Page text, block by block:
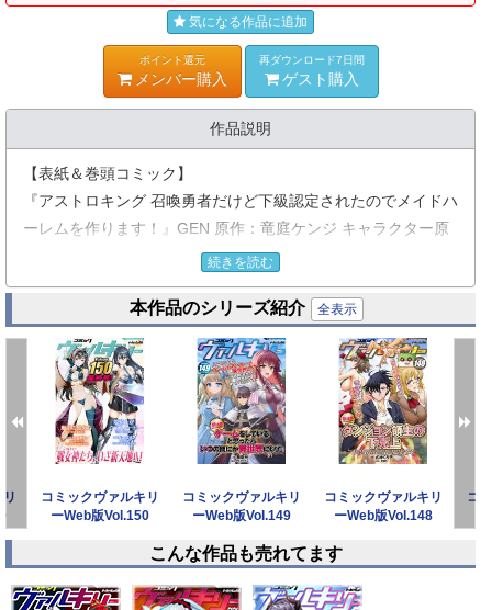
気になる作品に追加
ポイント還元
メンバー購入
再ダウンロード7日間
ゲスト購入
作品説明
【表紙＆巻頭コミック】
『アストロキング 召喚勇者だけど下級認定されたのでメイドハ
ーレムを作ります！』GEN 原作：竜庭ケンジ キャラクター原
『ドローイング 最強漫画家はお絵描きスキルで異世界無双す
る！』原作：林達永 作画：金光鉉
『ニートだけどハロワにいったら異世界につれてかれた』高野
いつき 原作：桂かすが キャラクター原案：さめだ小判
『○○からやり直すシルバープラン』原作：林達永 作画：李惠
『海辺の病院で彼女と話した幾つかのこと』草葉 原作：石川博
『魔王の始め方 THE COMIC』小宮利公 原作：笑うヤカン キ
ャラクター原案：新堂アラタ
『美女と賢者と魔人の剣』モティカ 原作：片遊佐牽太 キャラ
クター原案:六時
続きを読む
本作品のシリーズ紹介 全表示
コミックヴァルキリ
ーWeb版Vol.150
コミックヴァルキリ
ーWeb版Vol.149
コミックヴァルキリ
ーWeb版Vol.148
コ
prev next
こんな作品も売れてます